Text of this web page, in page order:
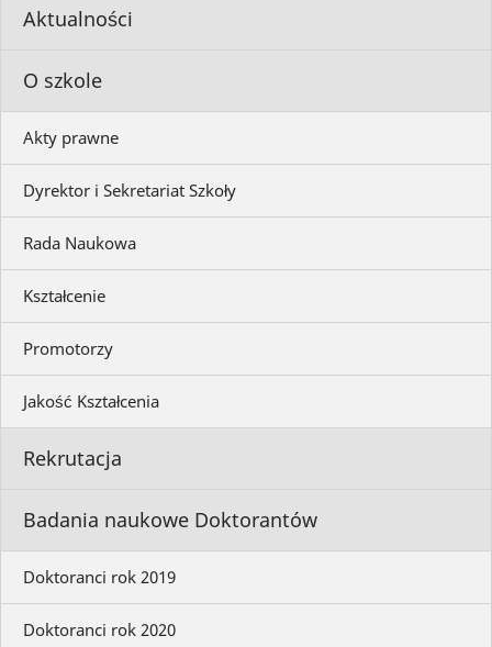
Aktualności
O szkole
Akty prawne
Dyrektor i Sekretariat Szkoły
Rada Naukowa
Kształcenie
Promotorzy
Jakość Kształcenia
Rekrutacja
Badania naukowe Doktorantów
Doktoranci rok 2019
Doktoranci rok 2020